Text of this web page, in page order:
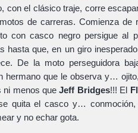
con el clásico traje, corre
de carreras. Comienza de
con casco negro persigue al
que, en un giro
De la moto perseguidora
hermano que le observa y…
ni menos queJeff Bridges!!! El
quita el casco y…
y no echar gota.